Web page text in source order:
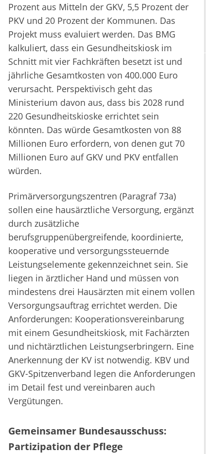
Prozent aus Mitteln der GKV, 5,5 Prozent der
PKV und 20 Prozent der Kommunen. Das
Projekt muss evaluiert werden. Das BMG
kalkuliert, dass ein Gesundheitskiosk im
Schnitt mit vier Fachkräften besetzt ist und
jährliche Gesamtkosten von 400.000 Euro
verursacht. Perspektivisch geht das
Ministerium davon aus, dass bis 2028 rund
220 Gesundheitskioske errichtet sein
könnten. Das würde Gesamtkosten von 88
Millionen Euro erfordern, von denen gut 70
Millionen Euro auf GKV und PKV entfallen
würden.
Primärversorgungszentren (Paragraf 73a)
sollen eine hausärztliche Versorgung, ergänzt
durch zusätzliche
berufsgruppenübergreifende, koordinierte,
kooperative und versorgungssteuernde
Leistungselemente gekennzeichnet sein. Sie
liegen in ärztlicher Hand und müssen von
mindestens drei Hausärzten mit einem vollen
Versorgungsauftrag errichtet werden. Die
Anforderungen: Kooperationsvereinbarung
mit einem Gesundheitskiosk, mit Fachärzten
und nichtärztlichen Leistungserbringern. Eine
Anerkennung der KV ist notwendig. KBV und
GKV-Spitzenverband legen die Anforderungen
im Detail fest und vereinbaren auch
Vergütungen.
Gemeinsamer Bundesausschuss:
Partizipation der Pflege